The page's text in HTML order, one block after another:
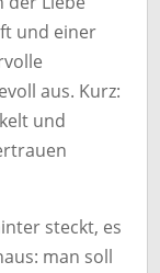
und einer
aus. Kurz:
und
steckt, es
man soll